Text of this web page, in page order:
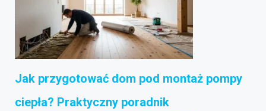
Jak przygotować dom pod montaż pompy
ciepła? Praktyczny poradnik